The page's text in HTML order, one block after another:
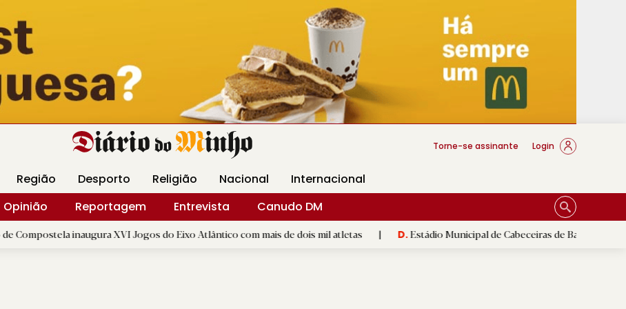
Revista Minha Gráfica DM Livraria DM Arquidiocese Braga
Torne-se assinante Login
Região Desporto Religião Nacional
Internacional
Opinião
Reportagem Entrevista
Canudo DM
inaugura XVI Jogos do Eixo Atlântico com mais de dois mil atletas | D.Estádio Municipal de Cabeceiras de Basto recebe